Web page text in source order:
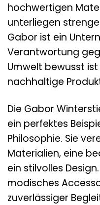
hochwertigen
unterliegen
Gabor ist ein
Verantwortung
Umwelt bewusst
nachhaltige
Die Gabor
ein perfektes
Philosophie. Sie
Materialien, eine
ein stilvolles
modisches
zuverlässiger